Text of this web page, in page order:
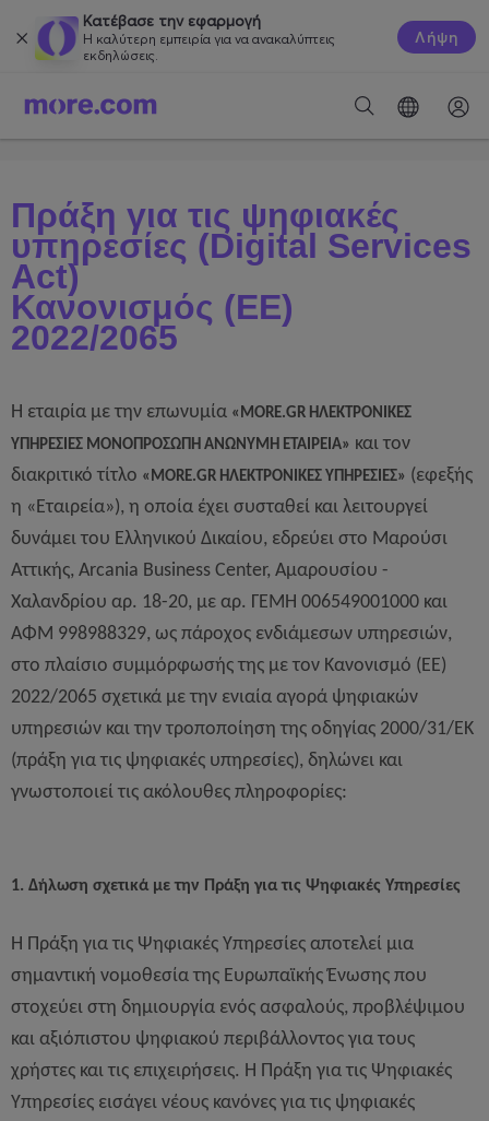
Κατέβασε την εφαρμογή
Η καλύτερη εμπειρία για να ανακαλύπτεις
εκδηλώσεις.
Λήψη
Πράξη για τις ψηφιακές
υπηρεσίες (Digital Services
Act)
Κανονισμός (ΕΕ)
2022/2065
Η εταιρία με την επωνυμία «MORE.GR ΗΛΕΚΤΡΟΝΙΚΕΣ
ΥΠΗΡΕΣΙΕΣ ΜΟΝΟΠΡΟΣΩΠΗ ΑΝΩΝΥΜΗ ΕΤΑΙΡΕΙΑ» και τον
διακριτικό τίτλο «MORE.GR ΗΛΕΚΤΡΟΝΙΚΕΣ ΥΠΗΡΕΣΙΕΣ» (εφεξής
η «Εταιρεία»), η οποία έχει συσταθεί και λειτουργεί
δυνάμει του Ελληνικού Δικαίου, εδρεύει στο Μαρούσι
Αττικής, Arcania Business Center, Αμαρουσίου -
Χαλανδρίου αρ. 18-20, με αρ. ΓΕΜΗ 006549001000 και
ΑΦΜ 998988329, ως πάροχος ενδιάμεσων υπηρεσιών,
στο πλαίσιο συμμόρφωσής της με τον Κανονισμό (ΕΕ)
2022/2065 σχετικά με την ενιαία αγορά ψηφιακών
υπηρεσιών και την τροποποίηση της οδηγίας 2000/31/ΕΚ
(πράξη για τις ψηφιακές υπηρεσίες), δηλώνει και
γνωστοποιεί τις ακόλουθες πληροφορίες:
1. Δήλωση σχετικά με την Πράξη για τις Ψηφιακές Υπηρεσίες
Η Πράξη για τις Ψηφιακές Υπηρεσίες αποτελεί μια
σημαντική νομοθεσία της Ευρωπαϊκής Ένωσης που
στοχεύει στη δημιουργία ενός ασφαλούς, προβλέψιμου
και αξιόπιστου ψηφιακού περιβάλλοντος για τους
χρήστες και τις επιχειρήσεις. Η Πράξη για τις Ψηφιακές
Υπηρεσίες εισάγει νέους κανόνες για τις ψηφιακές